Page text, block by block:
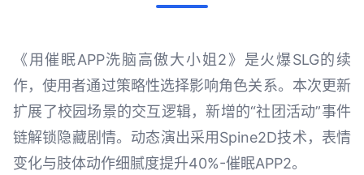
《用催眠APP洗脑高傲大小姐2》是火爆SLG的续
作，使用者通过策略性选择影响角色关系。本次更新
扩展了校园场景的交互逻辑，新增的“社团活动”事件
链解锁隐藏剧情。动态演出采用Spine2D技术，表情
变化与肢体动作细腻度提升40%-催眠APP2。